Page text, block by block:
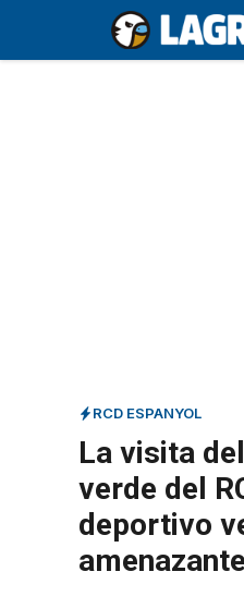
contenido
RCD ESPANYOL
La visita
verde del
deportivo